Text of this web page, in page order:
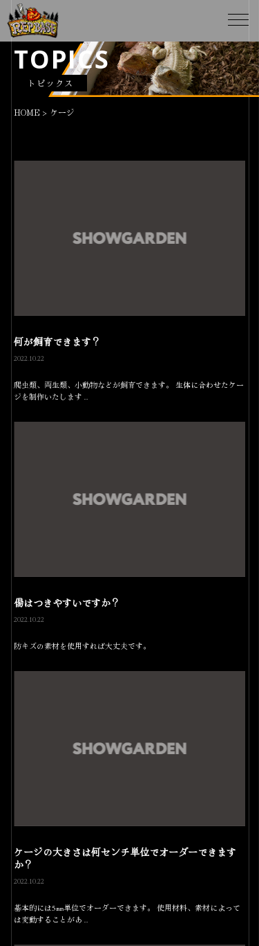
TOPICS
トピックス
HOME > ケージ
何が飼育できます？
2022.10.22
爬虫類、両生類、小動物などが飼育できます。 生体に合わせたケー
ジを制作いたします…
傷はつきやすいですか？
2022.10.22
防キズの素材を使用すれば大丈夫です。
ケージの大きさは何センチ単位でオーダーできます
か？
2022.10.22
基本的には5㎜単位でオーダーできます。 使用材料、素材によって
は変動することがあ…